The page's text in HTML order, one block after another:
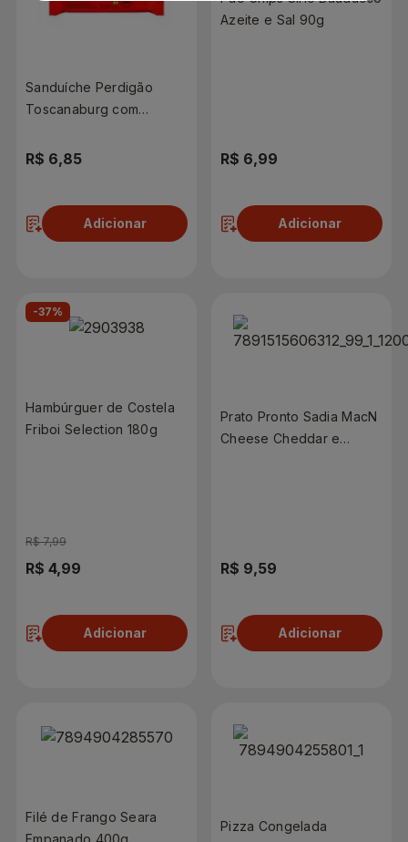
Sanduíche Perdigão
Toscanaburg com
R$ 6,85
Adicionar
Azeite e Sal 90g
R$ 6,99
Adicionar
-37%
Hambúrguer de Costela
Friboi Selection 180g
R$ 7,99
R$ 4,99
Adicionar
Prato Pronto Sadia MacN
Cheese Cheddar e
R$ 9,59
Adicionar
Filé de Frango Seara
Empanado 400g
Pizza Congelada